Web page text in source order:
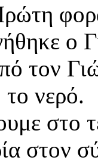
ο
τον
νερό.
στο
στον